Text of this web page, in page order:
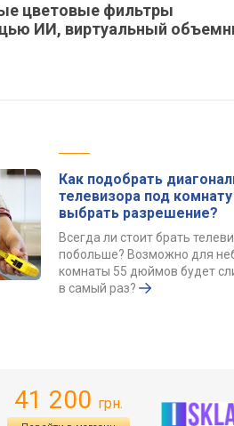
цветовые фильтры
ИИ, виртуальный
Как подобрать
телевизора под
выбрать разрешение?
Всегда ли стоит брать
побольше? Возможно для
комнаты 55 дюймов будет
в самый раз?
41 200 грн.